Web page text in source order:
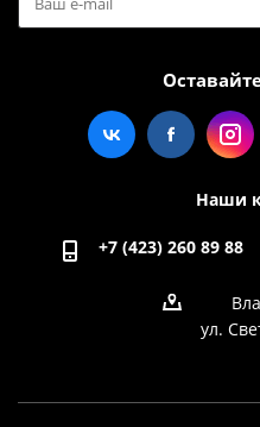
Наши
+7 (423) 260 89 88
ул.